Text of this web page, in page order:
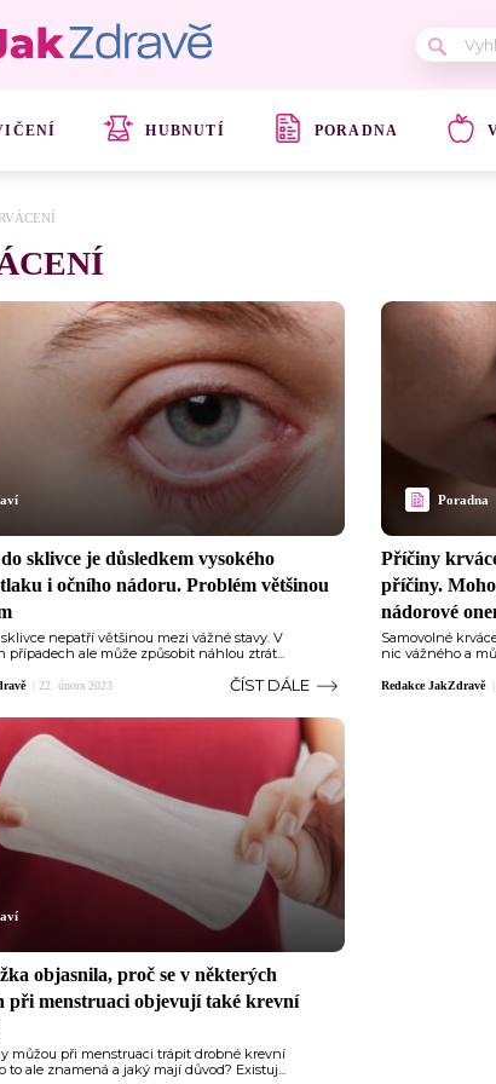
HUBNUTÍ PORADNA
sklivce je důsledkem vysokého
i očního nádoru. Problém většinou
nepatří většinou mezi vážné stavy. V
případech ale může způsobit náhlou ztrát...
22. února 2023 ČÍST DÁLE
Poradna
Příčiny
příčiny.
nádorové
Samovolné
nic vážného a
Redakce JakZdravě
objasnila, proč se v některých
při menstruaci objevují také krevní
můžou při menstruaci trápit drobné krevní
to ale znamená a jaký mají důvod? Existuj...